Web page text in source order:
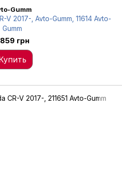
Gumm
V 2017-, Avto-Gumm, 11614 Avto-
Gumm
грн